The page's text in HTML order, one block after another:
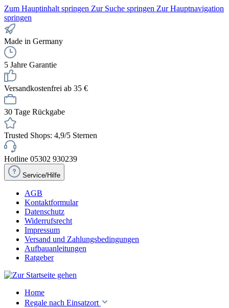
Zum Hauptinhalt springen Zur Suche springen Zur Hauptnavigation
springen
Made in Germany
5 Jahre Garantie
Versandkostenfrei ab 35 €
30 Tage Rückgabe
Trusted Shops: 4,9/5 Sternen
Hotline 05302 930239
Service/Hilfe
AGB
Kontaktformular
Datenschutz
Widerrufsrecht
Impressum
Versand und Zahlungsbedingungen
Aufbauanleitungen
Ratgeber
Home
Regale nach Einsatzort